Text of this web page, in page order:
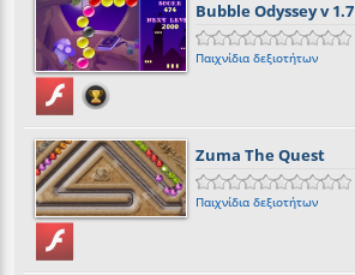
Bubble Odyssey v 1.7
Παιχνίδια δεξιοτήτων
Zuma The Quest
Παιχνίδια δεξιοτήτων